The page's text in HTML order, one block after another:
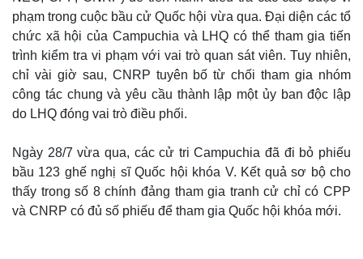
phạm trong cuộc bầu cử Quốc hội vừa qua. Đại diện các tổ
chức xã hội của Campuchia và LHQ có thể tham gia tiến
trình kiểm tra vi phạm với vai trò quan sát viên. Tuy nhiên,
chỉ vài giờ sau, CNRP tuyên bố từ chối tham gia nhóm
công tác chung và yêu cầu thành lập một ủy ban độc lập
do LHQ đóng vai trò điều phối.
Ngày 28/7 vừa qua, các cử tri Campuchia đã đi bỏ phiếu
bầu 123 ghế nghị sĩ Quốc hội khóa V. Kết quả sơ bộ cho
thấy trong số 8 chính đảng tham gia tranh cử chỉ có CPP
và CNRP có đủ số phiếu để tham gia Quốc hội khóa mới.